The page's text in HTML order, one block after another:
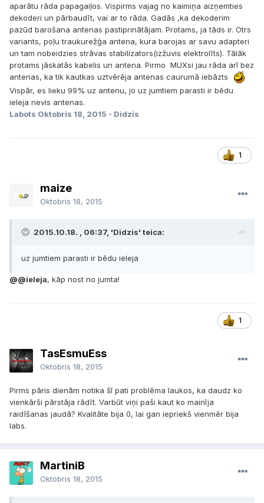
aparātu rāda papagaiļos. Vispirms vajag no kaimiņa aizņemties
dekoderi un pārbaudīt, vai ar to rāda. Gadās ,ka dekoderim
pazūd barošana antenas pastiprinātājam. Protams, ja tāds ir. Otrs
variants, poļu traukurežģa antena, kura barojas ar savu adapteri
un tam nobeidzies strāvas stabilizators(izžuvis elektrolīts). Tālāk
protams jāskatās kabelis un antena. Pirmo MUXsi jau rāda arī bez
antenas, ka tik kautkas uztvērēja antenas caurumā iebāzts
Vispār, es lieku 99% uz antenu, jo uz jumtiem parasti ir bēdu
ieleja nevis antenas.
Labots Oktobris 18, 2015 - Didzis
1
maize
Oktobris 18, 2015
2015.10.18. , 06:37, 'Didzis' teica:
uz jumtiem parasti ir bēdu ieleja
@@ieleja, kāp nost no jumta!
1
TasEsmuEss
Oktobris 18, 2015
Pirms pāris dienām notika šī pati problēma laukos, ka daudz ko
vienkārši pārstāja rādīt. Varbūt viņi paši kaut ko mainīja
raidīšanas jaudā? Kvalitāte bija 0, lai gan iepriekš vienmēr bija
labs.
MartiniB
Oktobris 18, 2015